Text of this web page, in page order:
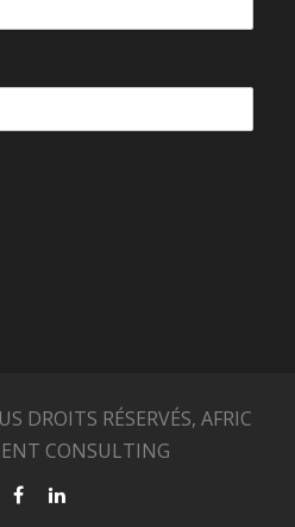
DROITS RÉSERVÉS, AFRIC
CONSULTING